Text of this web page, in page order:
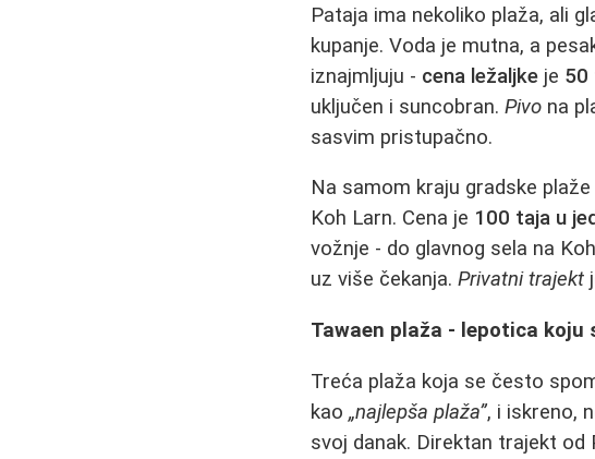
Pataja ima nekoliko plaža, ali
kupanje. Voda je mutna, a
iznajmljuju - cena ležaljke je 50
uključen i suncobran.Pivo na
sasvim pristupačno.
Na samom kraju gradske
Koh Larn. Cena je 100 taja u
vožnje - do glavnog sela na
uz više čekanja.Privatni trajekt
Tawaen plaža - lepotica koju
Treća plaža koja se često
kao„najlepša plaža”, i iskreno,
svoj danak. Direktan trajekt od